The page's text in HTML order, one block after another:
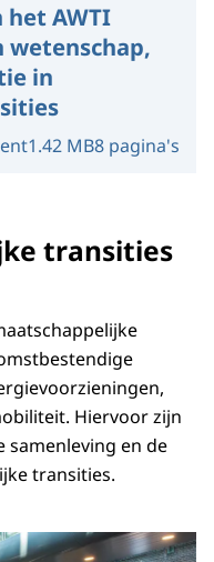
het AWTI
wetenschap,
in
1.42 MB8 pagina's
transities
Hiervoor zijn
samenleving en de
transities.
rol van wetenschap,